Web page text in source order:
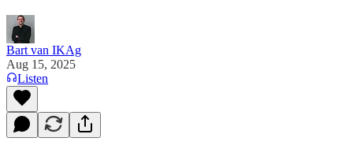
Bart van IKAg
Aug 15, 2025
Listen